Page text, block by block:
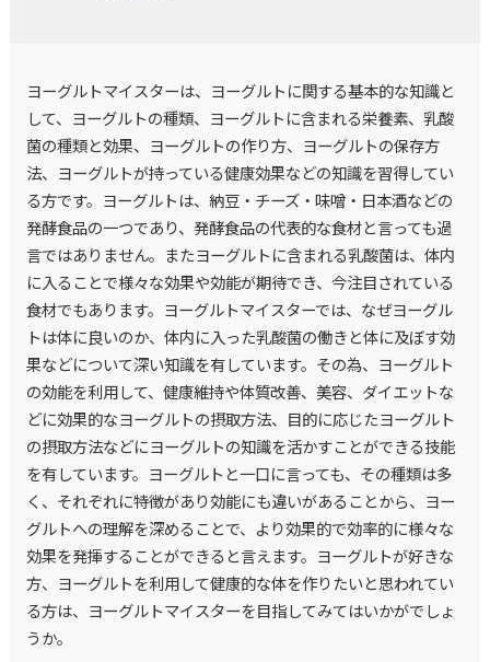
ヨーグルトマイスターは、ヨーグルトに関する基本的な知識と
して、ヨーグルトの種類、ヨーグルトに含まれる栄養素、乳酸
菌の種類と効果、ヨーグルトの作り方、ヨーグルトの保存方
法、ヨーグルトが持っている健康効果などの知識を習得してい
る方です。ヨーグルトは、納豆・チーズ・味噌・日本酒などの
発酵食品の一つであり、発酵食品の代表的な食材と言っても過
言ではありません。またヨーグルトに含まれる乳酸菌は、体内
に入ることで様々な効果や効能が期待でき、今注目されている
食材でもあります。ヨーグルトマイスターでは、なぜヨーグル
トは体に良いのか、体内に入った乳酸菌の働きと体に及ぼす効
果などについて深い知識を有しています。その為、ヨーグルト
の効能を利用して、健康維持や体質改善、美容、ダイエットな
どに効果的なヨーグルトの摂取方法、目的に応じたヨーグルト
の摂取方法などにヨーグルトの知識を活かすことができる技能
を有しています。ヨーグルトと一口に言っても、その種類は多
く、それぞれに特徴があり効能にも違いがあることから、ヨー
グルトへの理解を深めることで、より効果的で効率的に様々な
効果を発揮することができると言えます。ヨーグルトが好きな
方、ヨーグルトを利用して健康的な体を作りたいと思われてい
る方は、ヨーグルトマイスターを目指してみてはいかがでしょ
うか。